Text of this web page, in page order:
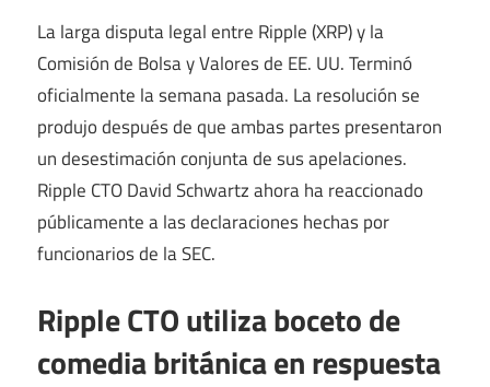
La larga disputa legal entre Ripple (XRP) y la
Comisión de Bolsa y Valores de EE. UU. Terminó
oficialmente la semana pasada. La resolución se
produjo después de que ambas partes presentaron
un desestimación conjunta de sus apelaciones.
Ripple CTO David Schwartz ahora ha reaccionado
públicamente a las declaraciones hechas por
funcionarios de la SEC.
Ripple CTO utiliza boceto de
comedia británica en respuesta